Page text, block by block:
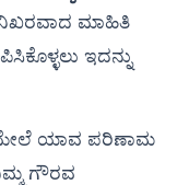
ನಿಖರವಾದ ಮಾಹಿತಿ
ಇದನ್ನು
ಮೇಲೆ ಯಾವ ಪರಿಣಾಮ
ಗೌರವ